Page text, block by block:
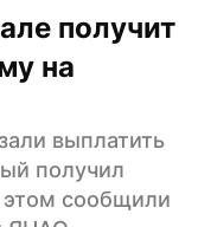
получит
на
выплатить
получил
этом сообщили